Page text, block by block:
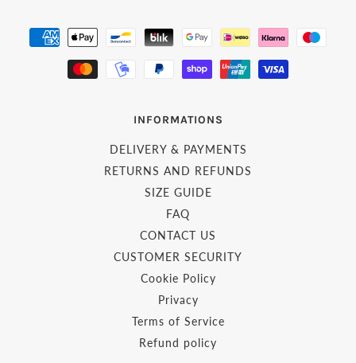
INFORMATIONS
DELIVERY & PAYMENTS
RETURNS AND REFUNDS
SIZE GUIDE
FAQ
CONTACT US
CUSTOMER SECURITY
Cookie Policy
Privacy
Terms of Service
Refund policy